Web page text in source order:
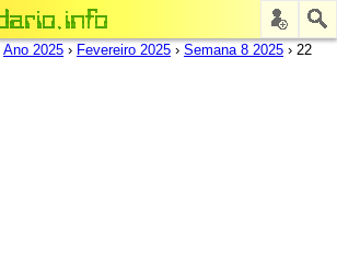
Ano 2025 › Fevereiro 2025 › Semana 8 2025 › 22